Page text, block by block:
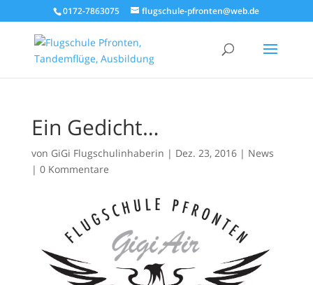
0172-7863075 flugschule-pfronten@web.de
Ein Gedicht…
von GiGi Flugschulinhaberin | Dez. 23, 2016| News
| 0 Kommentare